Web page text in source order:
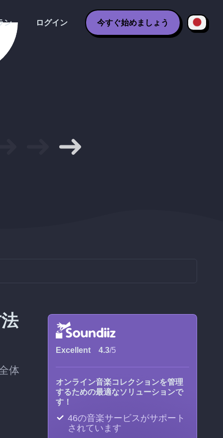
ン ログイン 今すぐ始めましょう
体
Excellent 4.3/5
オンライン音楽コレクションを管理
するための最適なソリューションで
す！
46の音楽サービスがサポート
されています